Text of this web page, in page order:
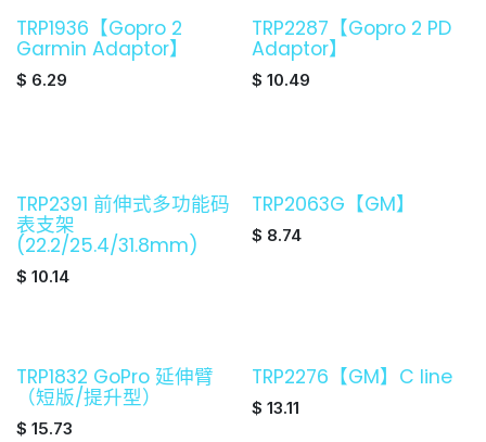
TRP1936【Gopro 2
Garmin Adaptor】
$ 6.29
TRP2287【Gopro 2 PD
Adaptor】
$ 10.49
TRP2391 前伸式多功能码
表支架
(22.2/25.4/31.8mm)
$ 10.14
TRP2063G【GM】
$ 8.74
TRP1832 GoPro 延伸臂
（短版/提升型）
$ 15.73
TRP2276【GM】C line
$ 13.11